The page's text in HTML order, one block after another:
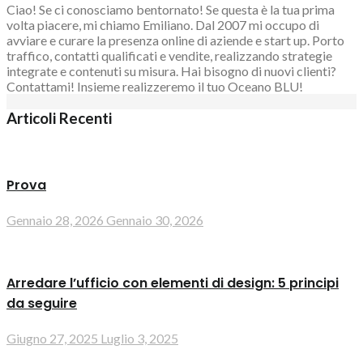
Ciao! Se ci conosciamo bentornato! Se questa è la tua prima
volta piacere, mi chiamo Emiliano. Dal 2007 mi occupo di
avviare e curare la presenza online di aziende e start up. Porto
traffico, contatti qualificati e vendite, realizzando strategie
integrate e contenuti su misura. Hai bisogno di nuovi clienti?
Contattami! Insieme realizzeremo il tuo Oceano BLU!
Articoli Recenti
Prova
Gennaio 28, 2026 Gennaio 30, 2026
Arredare l’ufficio con elementi di design: 5 principi
da seguire
Giugno 27, 2025 Luglio 3, 2025